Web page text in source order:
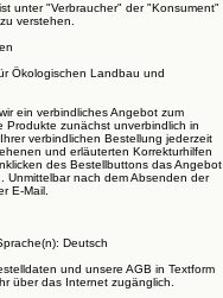
unter "Verbraucher" der "Konsument"
verstehen.
Ökologischen Landbau und
ein verbindliches Angebot zum
Produkte zunächst unverbindlich in
verbindlichen Bestellung jederzeit
und erläuterten Korrekturhilfen
des Bestellbuttons das Angebot
Unmittelbar nach dem Absenden der
E-Mail.
Deutsch
und unsere AGB in Textform
über das Internet zugänglich.